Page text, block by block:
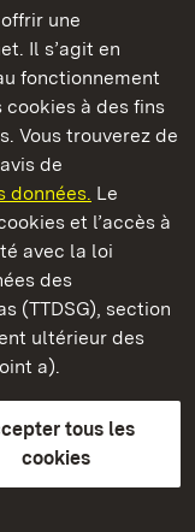
une
Il s’agit en
fonctionnement
à des fins
Vous trouverez de
de
données. Le
et l’accès à
avec la loi
des
(TTDSG), section
ultérieur des
a).
tous les
cookies
Wurtemberg
des données